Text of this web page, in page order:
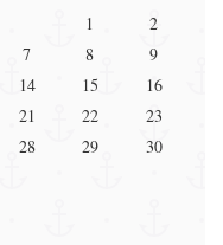
1
2
7 8
9
14 15
16
21 22
23
28 29
30